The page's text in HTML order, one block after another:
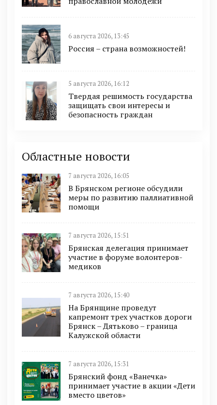
6 августа 2026, 13:45
Россия – страна возможностей!
5 августа 2026, 16:12
Твердая решимость государства
защищать свои интересы и
безопасность граждан
Областные новости
7 августа 2026, 16:05
В Брянском регионе обсудили
меры по развитию паллиативной
помощи
7 августа 2026, 15:51
Брянская делегация принимает
участие в форуме волонтеров-
медиков
7 августа 2026, 15:40
На Брянщине проведут
капремонт трех участков дороги
Брянск – Дятьково – граница
Калужской области
7 августа 2026, 15:31
Брянский фонд «Ванечка»
принимает участие в акции «Дети
вместо цветов»